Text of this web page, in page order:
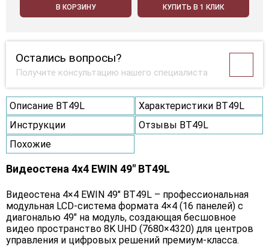
В КОРЗИНУ КУПИТЬ В 1 КЛИК
Остались вопросы?
Получите консультацию нашего специалиста
Описание BT49L
Характеристики BT49L
Инструкции
Отзывы BT49L
Похожие
Видеостена 4x4 EWIN 49" BT49L
Видеостена 4×4 EWIN 49" BT49L – профессиональная
модульная LCD-система формата 4×4 (16 панелей) с
диагональю 49" на модуль, создающая бесшовное
видео пространство 8K UHD (7680×4320) для центров
управления и цифровых решений премиум-класса.